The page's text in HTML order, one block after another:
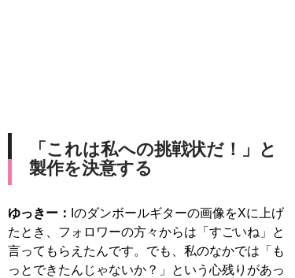
「これは私への挑戦状だ！」と
製作を決意する
ゆっきー： Iのダンボールギターの画像をXに上げ
たとき、フォロワーの方々からは「すごいね」と
言ってもらえたんです。でも、私のなかでは「も
っとできたんじゃないか？」という心残りがあっ